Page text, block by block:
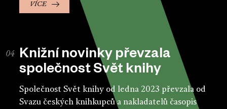
VÍCE
Knižní novinky převzala
společnost Svět knihy
Společnost Svět knihy od ledna 2023 převzala od
Svazu českých knihkupců a nakladatelů časopis